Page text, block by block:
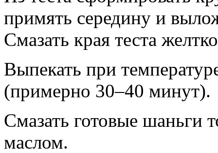
примять середину и
Смазать края теста
Выпекать при
(примерно 30–40 минут).
Смазать готовые шаньги
маслом.